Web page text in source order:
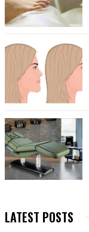
LATEST POSTS